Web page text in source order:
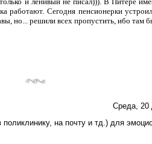
работают. Сегодня пенсионерки
но... решили всех пропустить, ибо там
Среда, 20
на почту и тд.) для